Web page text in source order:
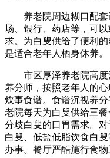
养老院周边糊口配套
场、银行、药店等，可
求。为白叟供给了便利
是适合老年人栖身休养。
市区厚泽养老院高度
养分师，按照老年人的
炊事食谱。食谱沉视养
老院每天为白叟供给三
分歧白叟的口胃需求。
白叟、低盐低脂饮食白
办事。餐厅严酷施行食